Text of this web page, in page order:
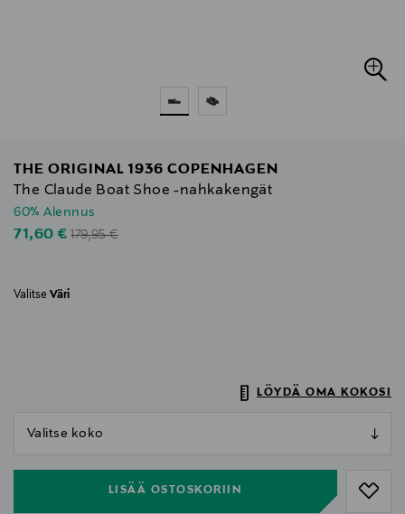
THE ORIGINAL 1936 COPENHAGEN
The Claude Boat Shoe -nahkakengät
60% Alennus
Discounted Price
71,60 €Original Price
179,95 €
Valitse Väri
LÖYDÄ OMA KOKOSI
LISÄÄ OSTOSKORIIN